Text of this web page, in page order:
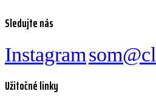
Sledujte nás
Instagram
Užitočné linky